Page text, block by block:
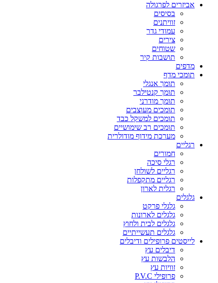
אביזרים לפרגולה
בסיסים
זוויתנים
עמודי גדר
צירים
שטוחים
תושבות קיר
מדפים
תומכי מדף
תומך אנגלי
תומך קנטילבר
תומך מודרני
תומכים מעוצבים
תומכים למשקל כבד
תומכים רב שימושיים
מערכת מידוף מודולרית
רגליים
חמורים
רגלי סיכה
רגליים לשולחן
רגליים מתקפלות
רגלית לארון
גלגלים
גלגלי פרקט
גלגלים לארונות
גלגלים לבית ולחוץ
גלגלים תעשייתיים
לייסטים פרופילים ודיבלים
דיבלים עץ
הלבשות עץ
זוויות עץ
פרופילי P.V.C